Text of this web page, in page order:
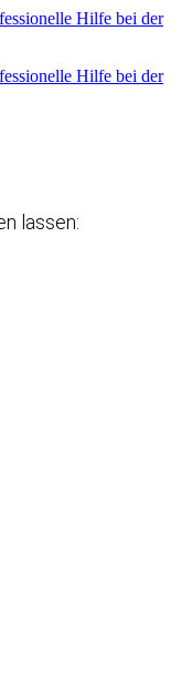
Hilfe bei der
Hilfe bei der
lassen: